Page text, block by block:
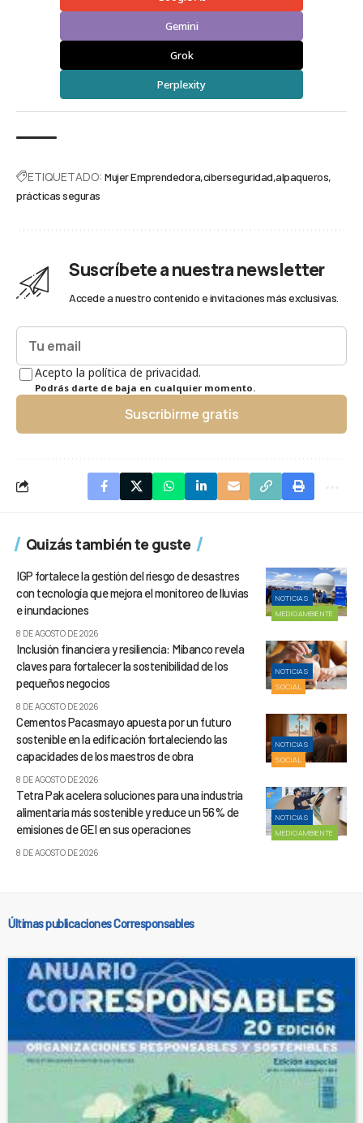
Gemini
Grok
Perplexity
ETIQUETADO: Mujer Emprendedora ciberseguridad alpaqueros
prácticas seguras
Suscríbete a nuestra newsletter
Accede a nuestro contenido e invitaciones más exclusivas.
Acepto la política de privacidad.
Podrás darte de baja en cualquier momento.
Suscribirme gratis
Quizás también te guste
NOTICIAS
MEDIOAMBIENTE
IGP fortalece la gestión del riesgo de desastres
con tecnología que mejora el monitoreo de lluvias
e inundaciones
8 DE AGOSTO DE 2026
NOTICIAS
SOCIAL
Inclusión financiera y resiliencia: Mibanco revela
claves para fortalecer la sostenibilidad de los
pequeños negocios
8 DE AGOSTO DE 2026
NOTICIAS
SOCIAL
Cementos Pacasmayo apuesta por un futuro
sostenible en la edificación fortaleciendo las
capacidades de los maestros de obra
8 DE AGOSTO DE 2026
NOTICIAS
MEDIOAMBIENTE
Tetra Pak acelera soluciones para una industria
alimentaria más sostenible y reduce un 56% de
emisiones de GEI en sus operaciones
8 DE AGOSTO DE 2026
Últimas publicaciones Corresponsables